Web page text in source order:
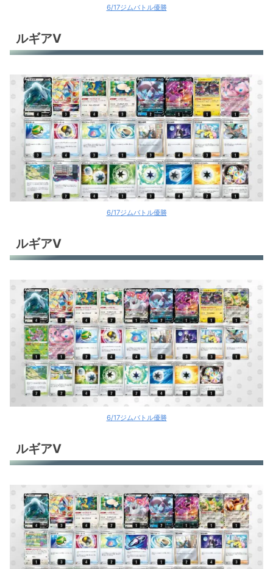
6/17ジムバトル優勝
ルギアV
6/17ジムバトル優勝
ルギアV
6/17ジムバトル優勝
ルギアV